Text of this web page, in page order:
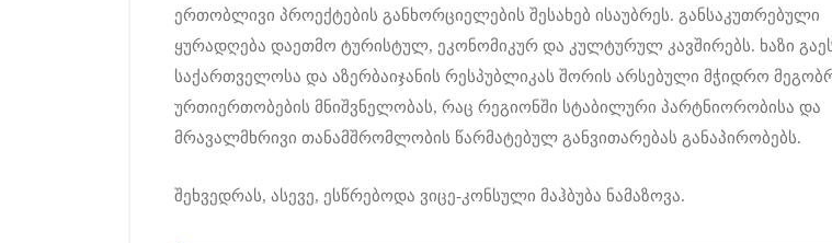
ერთობლივი პროექტების განხორციელების შესახებ ისაუბრეს. განსაკუთრებული
ყურადღება დაეთმო ტურისტულ, ეკონომიკურ და კულტურულ კავშირებს. ხაზი
საქართველოსა და აზერბაიჯანის რესპუბლიკას შორის არსებული მჭიდრო
ურთიერთობების მნიშვნელობას, რაც რეგიონში სტაბილური პარტნიორობისა და
მრავალმხრივი თანამშრომლობის წარმატებულ განვითარებას განაპირობებს.
შეხვედრას, ასევე, ესწრებოდა ვიცე-კონსული მაჰბუბა ნამაზოვა.